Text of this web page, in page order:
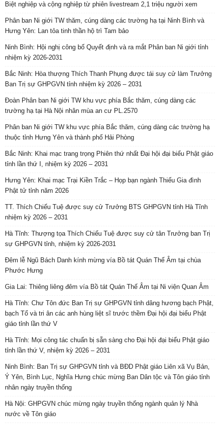
Biệt nghiệp và cộng nghiệp từ phiên livestream 2,1 triệu người xem
Phân ban Ni giới TW thăm, cúng dàng các trường hạ tại Ninh Bình và
Hưng Yên: Lan tỏa tinh thần hộ trì Tam bảo
Ninh Bình: Hội nghị công bố Quyết định và ra mắt Phân ban Ni giới tỉnh
nhiệm kỳ 2026-2031
Bắc Ninh: Hòa thượng Thích Thanh Phụng được tái suy cử làm Trưởng
Ban Trị sự GHPGVN tỉnh nhiệm kỳ 2026 – 2031
Đoàn Phân ban Ni giới TW khu vực phía Bắc thăm, cúng dàng các
trường hạ tại Hà Nội nhân mùa an cư PL.2570
Phân ban Ni giới TW khu vực phía Bắc thăm, cúng dàng các trường hạ
thuộc tỉnh Hưng Yên và thành phố Hải Phòng
Bắc Ninh: Khai mạc trang trọng Phiên thứ nhất Đại hội đại biểu Phật giáo
tỉnh lần thứ I, nhiệm kỳ 2026 – 2031
Hưng Yên: Khai mạc Trại Kiền Trắc – Họp bạn ngành Thiếu Gia đình
Phật tử tỉnh năm 2026
TT. Thích Chiếu Tuệ được suy cử Trưởng BTS GHPGVN tỉnh Hà Tĩnh
nhiệm kỳ 2026 – 2031
Hà Tĩnh: Thượng tọa Thích Chiếu Tuệ được suy cử tân Trưởng ban Trị
sự GHPGVN tỉnh, nhiệm kỳ 2026-2031
Đêm lễ Ngũ Bách Danh kính mừng vía Bồ tát Quán Thế Âm tại chùa
Phước Hưng
Gia Lai: Thiêng liêng đêm vía Bồ tát Quán Thế Âm tại Ni viện Quan Âm
Hà Tĩnh: Chư Tôn đức Ban Trị sự GHPGVN tỉnh dâng hương bạch Phật,
bạch Tổ và tri ân các anh hùng liệt sĩ trước thềm Đại hội đại biểu Phật
giáo tỉnh lần thứ V
Hà Tĩnh: Mọi công tác chuẩn bị sẵn sàng cho Đại hội đại biểu Phật giáo
tỉnh lần thứ V, nhiệm kỳ 2026 – 2031
Ninh Bình: Ban Trị sự GHPGVN tỉnh và BĐD Phật giáo Liên xã Vụ Bản,
Ý Yên, Bình Lục, Nghĩa Hưng chúc mừng Ban Dân tộc và Tôn giáo tỉnh
nhân ngày truyền thống
Hà Nội: GHPGVN chúc mừng ngày truyền thống ngành quản lý Nhà
nước về Tôn giáo